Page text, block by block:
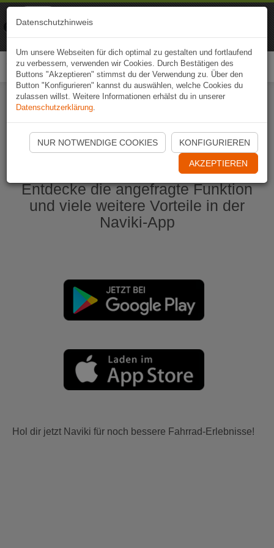
Naviki App jetzt öffnen
Entdecke die angefragte Funktion
und viele weitere Vorteile in der
Naviki-App
Hol dir jetzt Naviki für noch bessere Fahrrad-Erlebnisse!
Datenschutzhinweis
Um unsere Webseiten für dich optimal zu gestalten und fortlaufend
zu verbessern, verwenden wir Cookies. Durch Bestätigen des
Buttons "Akzeptieren" stimmst du der Verwendung zu. Über den
Button "Konfigurieren" kannst du auswählen, welche Cookies du
zulassen willst. Weitere Informationen erhälst du in unserer
Datenschutzerklärung.
NUR NOTWENDIGE COOKIES KONFIGURIEREN
AKZEPTIEREN
Naviki